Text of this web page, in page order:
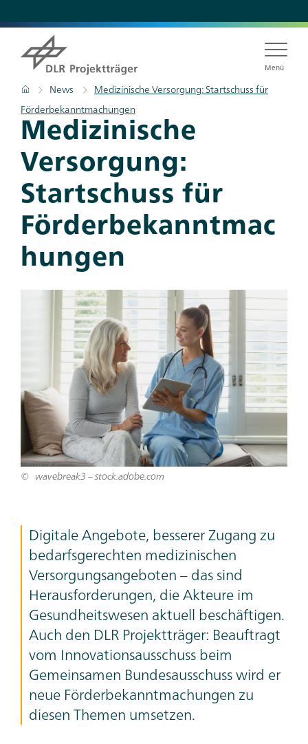
zum
Inhalt
Menü
Pfadnavigation
Startseite
News
Medizinische Versorgung: Startschuss für
Förderbekanntmachungen
Titel
Medizinische
Versorgung:
Startschuss für
Förderbekanntmac
hungen
Teaser
wavebreak3 – stock.adobe.com
Teaser
Text
Digitale Angebote, besserer Zugang zu
bedarfsgerechten medizinischen
Versorgungsangeboten – das sind
Herausforderungen, die Akteure im
Gesundheitswesen aktuell beschäftigen.
Auch den DLR Projektträger: Beauftragt
vom Innovationsausschuss beim
Gemeinsamen Bundesausschuss wird er
neue Förderbekanntmachungen zu
diesen Themen umsetzen.